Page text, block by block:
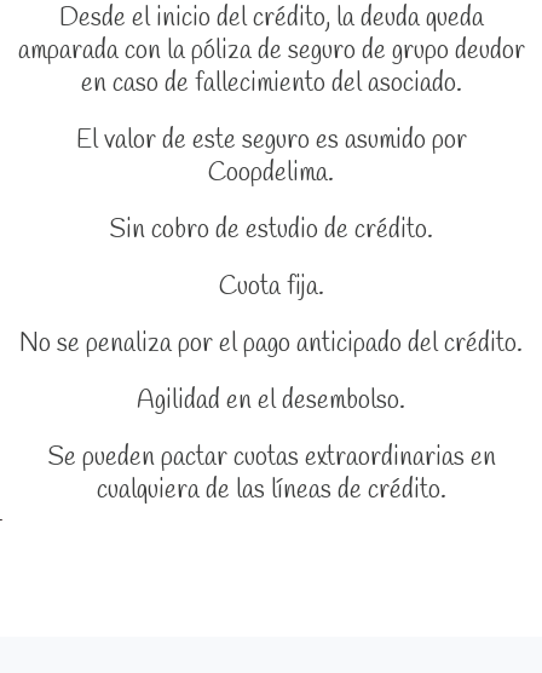
Desde el inicio del crédito, la deuda queda
amparada con la póliza de seguro de grupo deudor
en caso de fallecimiento del asociado.
El valor de este seguro es asumido por
Coopdelima.
Sin cobro de estudio de crédito.
Cuota fija.
No se penaliza por el pago anticipado del crédito.
Agilidad en el desembolso.
Se pueden pactar cuotas extraordinarias en
cualquiera de las líneas de crédito.